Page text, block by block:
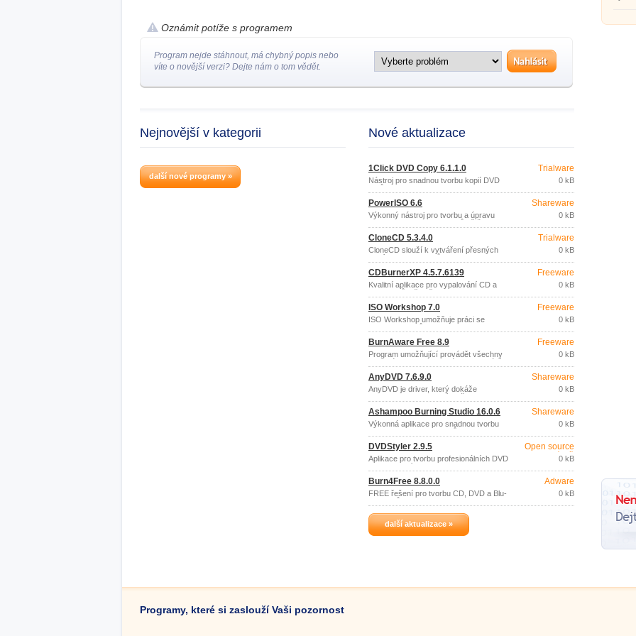
Oznámit potíže s programem
Program nejde stáhnout, má chybný popis nebo
víte o novější verzi? Dejte nám o tom vědět.
Nejnovější v kategorii
další nové programy »
Nové aktualizace
1Click DVD Copy 6.1.1.0
Nástroj pro snadnou tvorbu kopií DVD
filmů.
Trialware
0 kB
PowerISO 6.6
Výkonný nástroj pro tvorbu a úpravu
CD/DVD/BD image souborů většiny
formátů (ISO, BIN, NRG, CDI, DAA, …).
Shareware
0 kB
CloneCD 5.3.4.0
CloneCD slouží k vytváření přesných
kopií CD i DVD disků.
Trialware
0 kB
CDBurnerXP 4.5.7.6139
Kvalitní aplikace pro vypalování CD a
DVD disků, včetně Blu-Ray a HD-DVD
disků.
Freeware
0 kB
ISO Workshop 7.0
ISO Workshop umožňuje práci se
soubory obrazů CD, DVD nebo BD
disků: extrakci souborů a složek,
konverzi do formátu ISO nebo BIN,
vypalování ISO nebo CUE/BIN obrazů
na disk.
Freeware
0 kB
BurnAware Free 8.9
Program umožňující provádět všechny
obvyklé operace spojené s vypalováním
CD, DVD a Blu-ray disků: zápis na
všechny typy CD/DVD/Blu-Ray disků,
tvorba zvukových CD a DVD video
disků, tvorba a vypalování obrazů disků,
kopírování CD a DVD disků, tvorba
bootovacích disků.
Freeware
0 kB
AnyDVD 7.6.9.0
AnyDVD je driver, který dokáže
automaticky, na pozadí, dešifrovat DVD
filmy i chráněná zvuková CD tak, že se
jeví všem aplikacím i systému Windows
jako nechráněná a bez nastaveného
kódu regionu.
Shareware
0 kB
Ashampoo Burning Studio 16.0.6
Výkonná aplikace pro snadnou tvorbu
DVD, CD a Blu-Ray disků.
Shareware
0 kB
DVDStyler 2.9.5
Aplikace pro tvorbu profesionálních DVD
s interaktivním menu.
Open source
(gpl)
0 kB
Burn4Free 8.8.0.0
FREE řešení pro tvorbu CD, DVD a Blu-
ray disků.
Adware
0 kB
další aktualizace »
CD/
Programy, které si zaslouží Vaši pozornost